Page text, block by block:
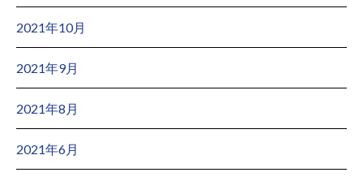
2021年10月
2021年9月
2021年8月
2021年6月